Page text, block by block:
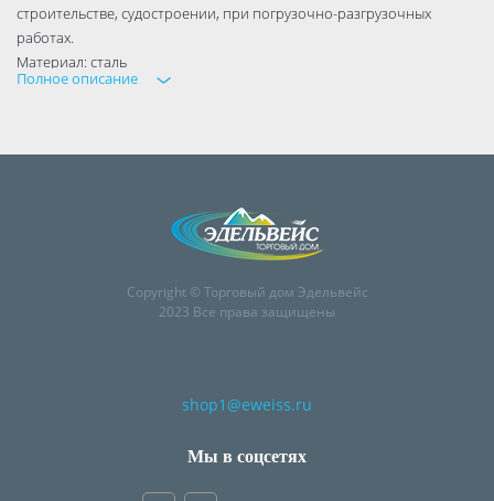
строительстве, судостроении, при погрузочно-разгрузочных
работах.
Материал: сталь
Покрытие: белый цинк
Полное описание
Copyright © Торговый дом Эдельвейс
2023 Все права защищены
shop1@eweiss.ru
Мы в соцсетях